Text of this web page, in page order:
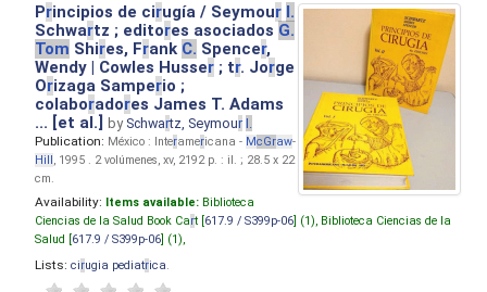
Principios de cirugía / Seymour I.
Schwartz ; editores asociados G.
Tom Shires, Frank C. Spencer,
Wendy | Cowles Husser ; tr. Jorge
Orizaga Samperio ;
colaboradores James T. Adams
... [et al.]by Schwartz, Seymour I.
Publication: México : Interamericana - McGraw-
Hill, 1995 . 2 volúmenes, xv, 2192 p. : il. ; 28.5 x 22
cm.
Availability: Items available: Biblioteca
Ciencias de la Salud Book Cart [ 617.9 / S399p-06 ] (1), Biblioteca Ciencias de la
Salud [ 617.9 / S399p-06 ] (1),
Lists: cirugia pediatrica